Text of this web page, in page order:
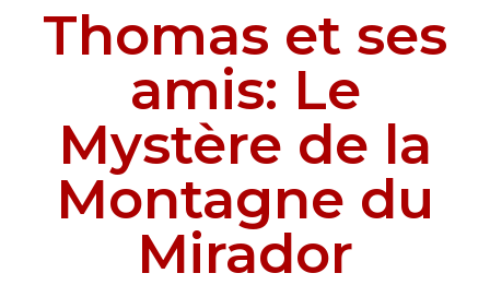
Thomas et ses
amis: Le
Mystère de la
Montagne du
Mirador